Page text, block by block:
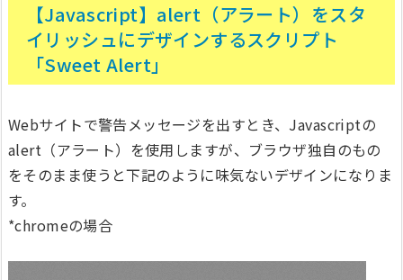
【Javascript】alert（アラート）をスタ
イリッシュにデザインするスクリプト
「Sweet Alert」
Webサイトで警告メッセージを出すとき、Javascriptの
alert（アラート）を使用しますが、ブラウザ独自のもの
をそのまま使うと下記のように味気ないデザインになりま
す。
*chromeの場合